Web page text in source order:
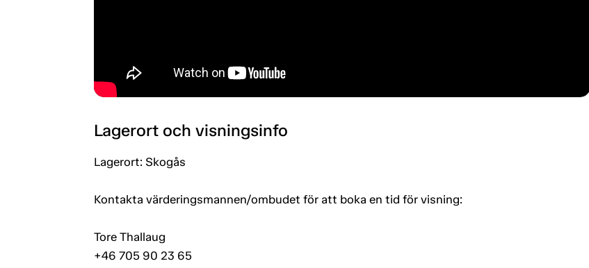
Lagerort och visningsinfo
Lagerort: Skogås
Kontakta värderingsmannen/ombudet för att boka en tid för visning:
Tore Thallaug
+46 705 90 23 65